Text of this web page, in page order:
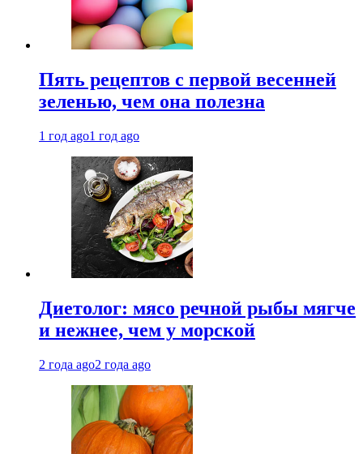
Пять рецептов с первой весенней
зеленью, чем она полезна
1 год ago1 год ago
Диетолог: мясо речной рыбы мягче
и нежнее, чем у морской
2 года ago2 года ago